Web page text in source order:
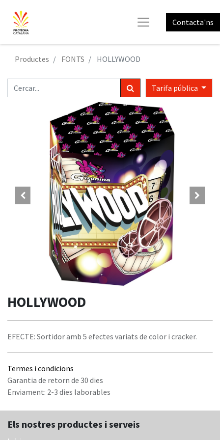
Contacta'ns
Productes FONTS HOLLYWOOD
Tarifa pública
HOLLYWOOD
EFECTE: Sortidor amb 5 efectes variats de color i cracker.
Termes i condicions
Garantia de retorn de 30 dies
Enviament: 2-3 dies laborables
Els nostres productes i serveis